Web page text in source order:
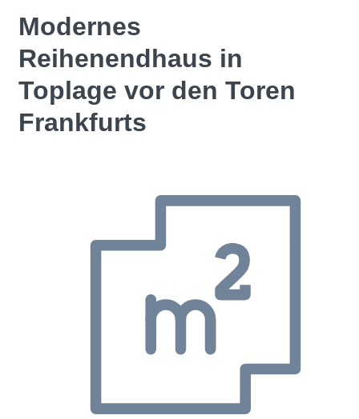
Modernes
Reihenendhaus in
Toplage vor den Toren
Frankfurts